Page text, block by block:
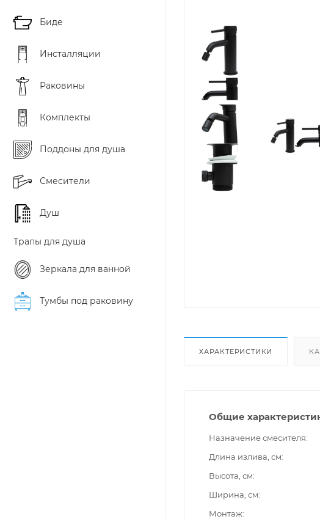
Биде
Инсталляции
Раковины
Комплекты
Поддоны для душа
Смесители
Душ
Трапы для душа
Зеркала для ванной
Тумбы под раковину
ХАРАКТЕРИСТИКИ
Общие
Назначение смесителя
Длина излива, см
Высота, см
Ширина, см
Монтаж